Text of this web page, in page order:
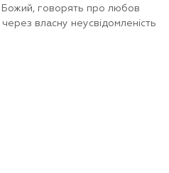
Божий, говорять про любов
власну неусвідомленість